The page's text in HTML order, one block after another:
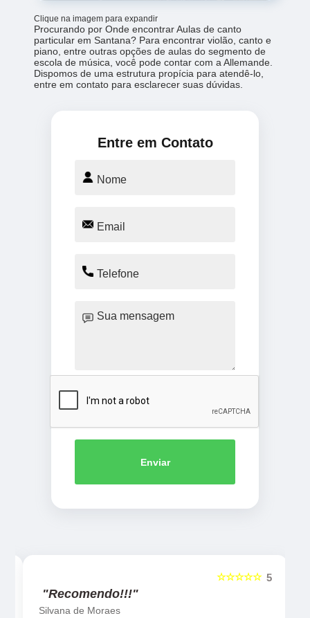
Clique na imagem para expandir
Procurando por Onde encontrar Aulas de canto
particular em Santana? Para encontrar violão, canto e
piano, entre outras opções de aulas do segmento de
escola de música, você pode contar com a Allemande.
Dispomos de uma estrutura propícia para atendê-lo,
entre em contato para esclarecer suas dúvidas.
Entre em Contato
Enviar
5
☆☆☆☆☆
"Recomendo!!!"
Silvana de Moraes